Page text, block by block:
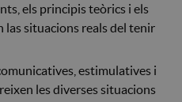
els principis teòrics i els
las situacions reals del tenir
estimulatives i
les diverses situacions